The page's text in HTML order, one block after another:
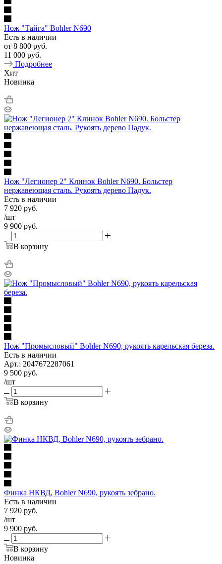
Нож "Тайга" Bohler N690
Есть в наличии
от 8 800 руб.
11 000 руб.
Подробнее
Хит
Новинка
Нож "Легионер 2" Клинок Bohler N690. Больстер
нержавеющая сталь. Рукоять дерево Падук.
Есть в наличии
7 920 руб.
/шт
9 900 руб.
В корзину
Нож "Промысловый" Bohler N690, рукоять карельская береза.
Есть в наличии
Арт.: 2047672287061
9 500 руб.
/шт
В корзину
Финка НКВД, Bohler N690, рукоять зебрано.
Есть в наличии
7 920 руб.
/шт
9 900 руб.
В корзину
Новинка